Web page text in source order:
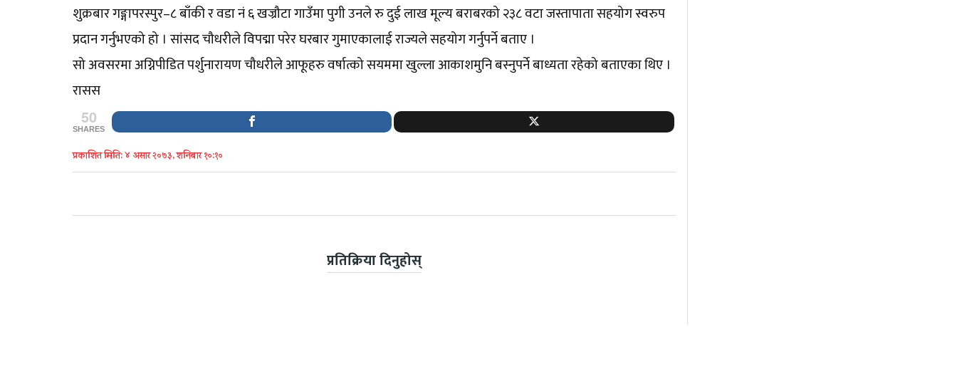
शुक्रबार गङ्गापरस्पुर–८ बाँकी र वडा नं ६ खज्रौटा गाउँमा पुगी उनले रु दुई लाख मूल्य बराबरको २३८ वटा जस्तापाता सहयोग स्वरुप
प्रदान गर्नुभएको हो । सांसद चौधरीले विपद्मा परेर घरबार गुमाएकालाई राज्यले सहयोग गर्नुपर्ने बताए ।
सो अवसरमा अग्निपीडित पर्शुनारायण चौधरीले आफूहरु वर्षात्को सयममा खुल्ला आकाशमुनि बस्नुपर्ने बाध्यता रहेको बताएका थिए ।
रासस
50
SHARES
प्रकाशित मिति: ४ असार २०७३, शनिबार १०:१०
प्रतिक्रिया दिनुहोस्